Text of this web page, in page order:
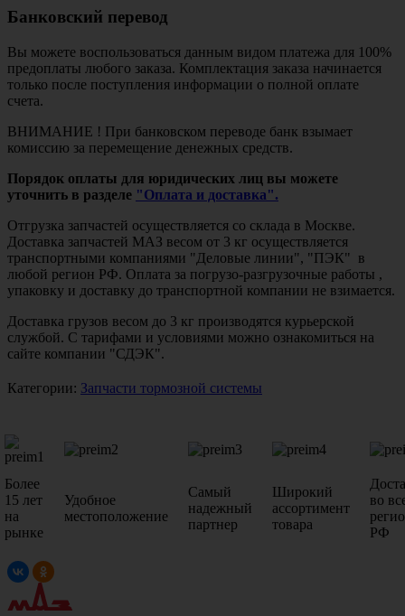
Банковский перевод
Вы можете воспользоваться данным видом платежа для 100%
предоплаты любого заказа. Комплектация заказа начинается
только после поступления информации о полной оплате
счета.
ВНИМАНИЕ ! При банковском переводе банк взымает
комиссию за перемещение денежных средств.
Порядок оплаты для юридических лиц вы можете
уточнить в разделе "Оплата и доставка".
Отгрузка запчастей осуществляется со склада в Москве.
Доставка запчастей МАЗ весом от 3 кг осуществляется
транспортными компаниями "Деловые линии", "ПЭК" в
любой регион РФ. Оплата за погрузо-разгрузочные работы ,
упаковку и доставку до транспортной компании не взимается.
Доставка грузов весом до 3 кг производятся курьерской
службой. С тарифами и условиями можно ознакомиться на
сайте компании "СДЭК".
Категории: Запчасти тормозной системы
Более
15 лет
на
рынке
Удобное
местоположение
Самый
надежный
партнер
Широкий
ассортимент
товара
во
РФ